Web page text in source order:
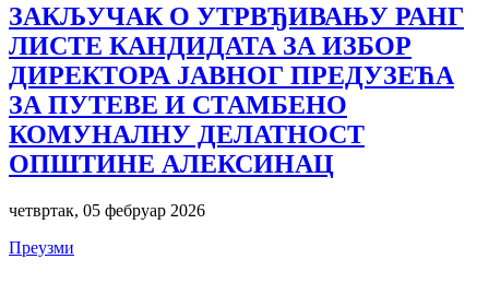
ЗАКЉУЧАК О УТРВЂИВАЊУ РАНГ
ЛИСТЕ КАНДИДАТА ЗА ИЗБОР
ДИРЕКТОРА ЈАВНОГ ПРЕДУЗЕЋА
ЗА ПУТЕВЕ И СТАМБЕНО
КОМУНАЛНУ ДЕЛАТНОСТ
ОПШТИНЕ АЛЕКСИНАЦ
четвртак, 05 фебруар 2026
Преузми